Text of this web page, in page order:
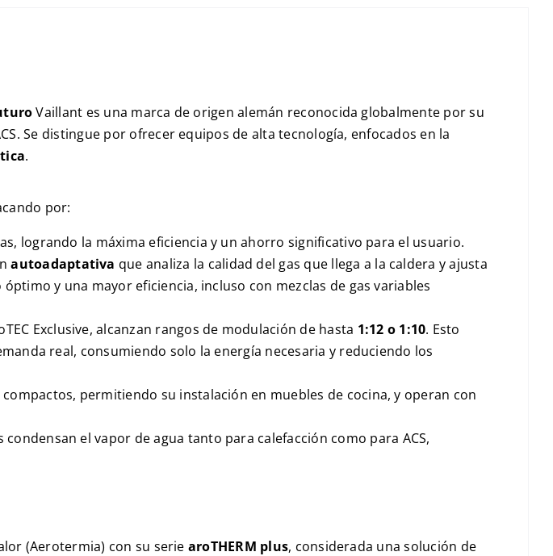
Vaillant es una marca de origen alemán reconocida globalmente por su
. Se distingue por ofrecer equipos de alta tecnología, enfocados en la
.
por:
logrando la máxima eficiencia y un ahorro significativo para el usuario.
autoadaptativa que analiza la calidad del gas que llega a la caldera y ajusta
y una mayor eficiencia, incluso con mezclas de gas variables
Exclusive, alcanzan rangos de modulación de hasta 1:12 o 1:10. Esto
real, consumiendo solo la energía necesaria y reduciendo los
permitiendo su instalación en muebles de cocina, y operan con
condensan el vapor de agua tanto para calefacción como para ACS,
(Aerotermia) con su serie aroTHERM plus, considerada una solución de